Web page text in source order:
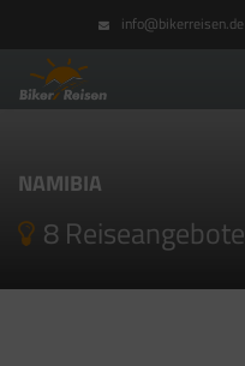
info@bikerreisen.de
NAMIBIA
8 Reiseangebote